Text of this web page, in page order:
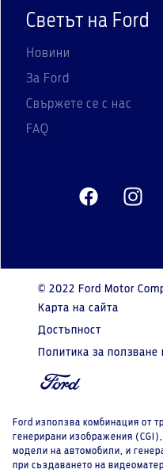
Светът на Ford
Новини
За Ford
Свържете се с нас
FAQ
© 2022 Ford Motor
Карта на сайта
Достъпност
Политика за ползване
Ford използва комбинация от
генерирани изображения
модели на автомобили, и
при създаването на